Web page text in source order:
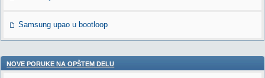
Samsung upao u bootloop
NOVE PORUKE NA OPŠTEM DELU